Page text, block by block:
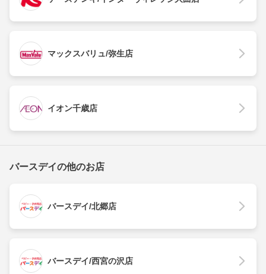
マックスバリュ/弥生店
イオン千歳店
バースデイの他のお店
バースデイ/北郷店
バースデイ/西宮の沢店